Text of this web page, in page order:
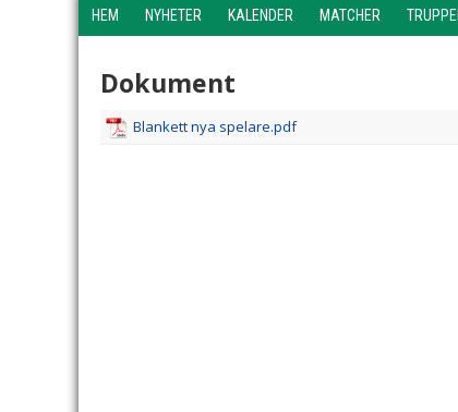
HEM NYHETER KALENDER MATCHER
Dokument
Blankett nya spelare.pdf